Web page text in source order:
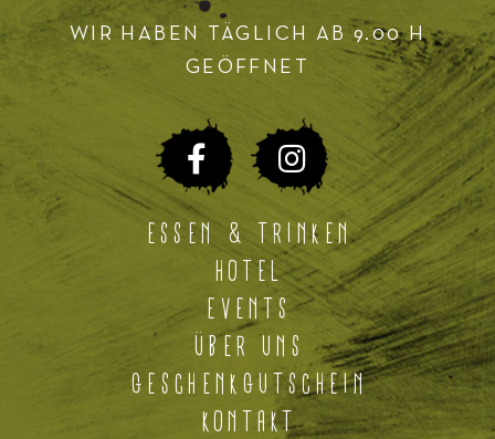
WIR HABEN TÄGLICH AB 9.00 H
GEÖFFNET
ESSEN & TRINKEN
HOTEL
EVENTS
ÜBER UNS
GESCHENKGUTSCHEIN
KONTAKT